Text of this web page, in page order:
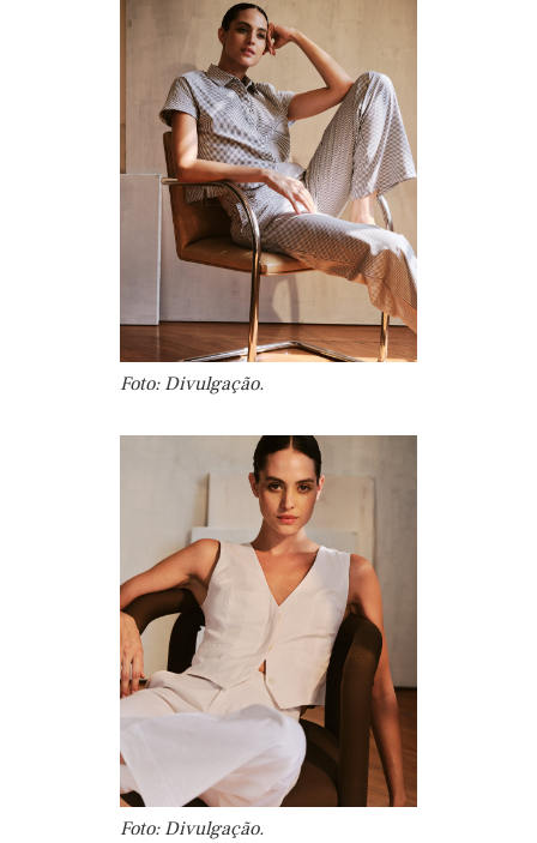
Foto: Divulgação.
Foto: Divulgação.